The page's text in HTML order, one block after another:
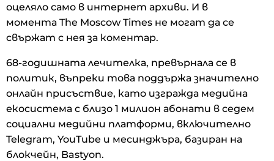
оцеляло само в интернет архиви. И в
момента The Moscow Times не могат да се
свържат с нея за коментар.
68-годишната лечителка, превърнала се в
политик, въпреки това поддържа значително
онлайн присъствие, като изгражда медийна
екосистема с близо 1 милион абонати в седем
социални медийни платформи, включително
Telegram, YouTube и месинджъра, базиран на
блокчейн, Bastyon.